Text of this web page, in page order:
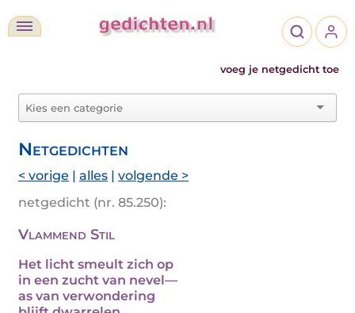
voeg je netgedicht toe
Netgedichten
< vorige | alles | volgende >
netgedicht (nr. 85.250):
Vlammend Stil
Het licht smeult zich op
in een zucht van nevel—
as van verwondering